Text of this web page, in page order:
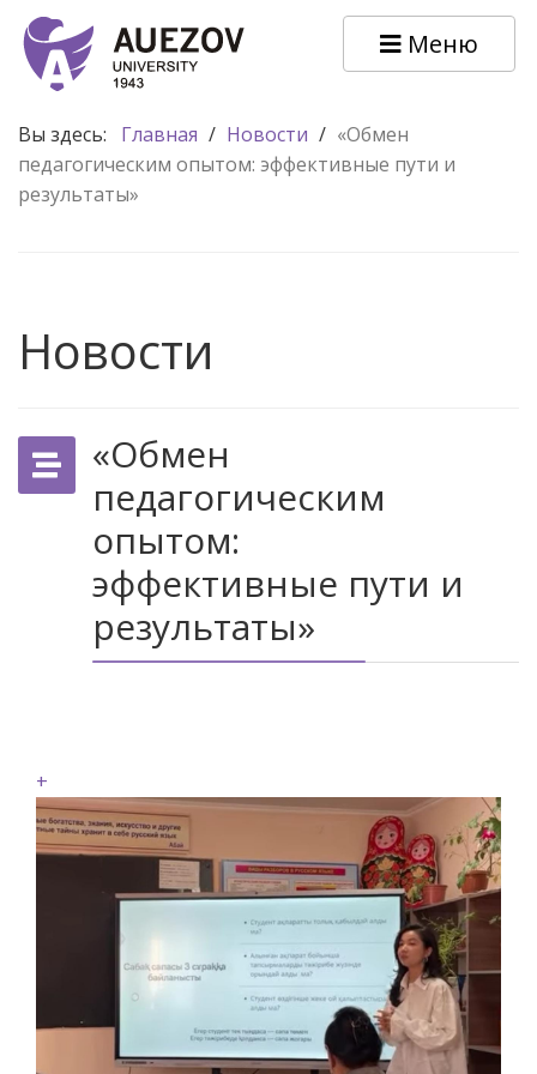
Меню
Вы здесь: Главная / Новости / «Обмен
педагогическим опытом: эффективные пути и
результаты»
Новости
«Обмен
педагогическим
опытом:
эффективные пути и
результаты»
+